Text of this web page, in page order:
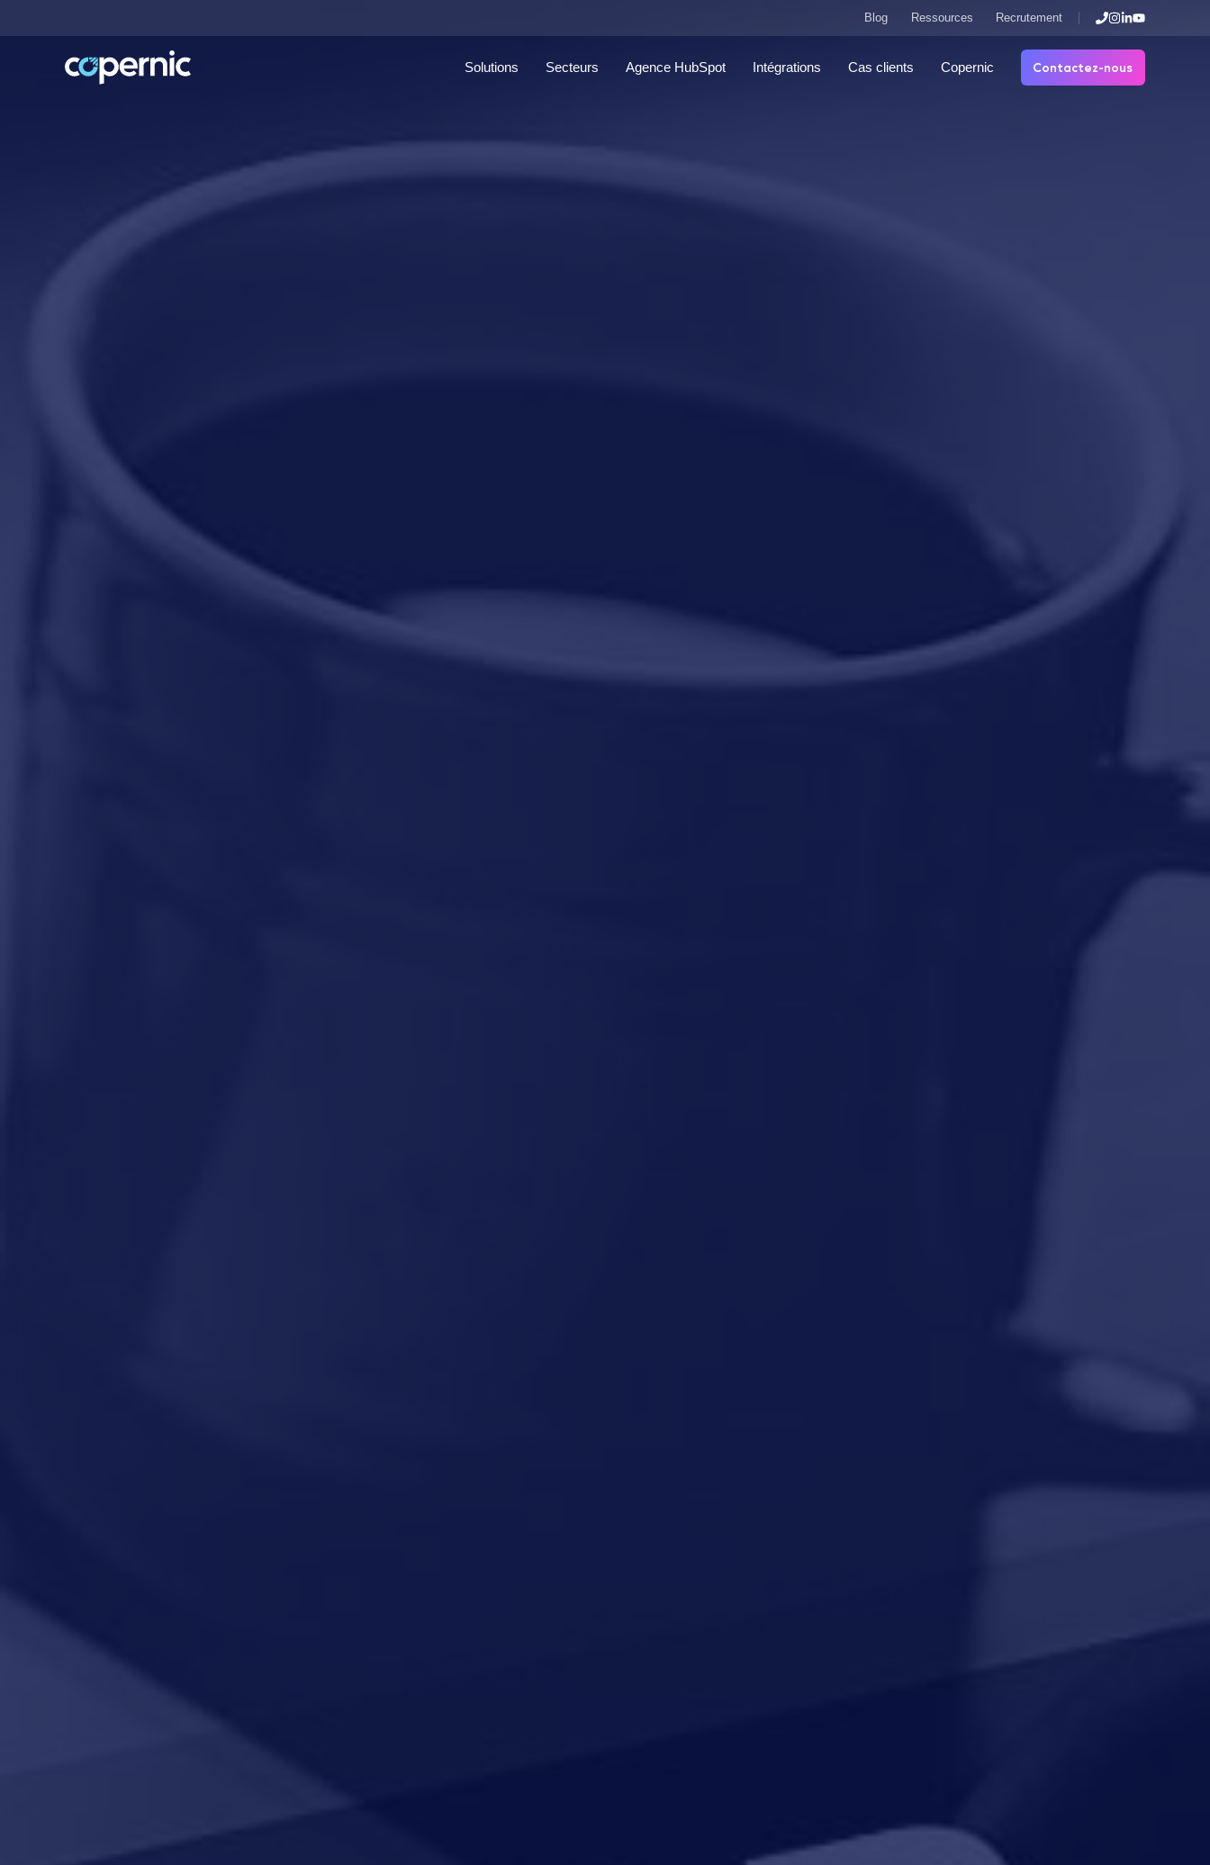
Blog Ressources Recrutement
Solutions Secteurs Agence HubSpot Intégrations Cas clients Copernic Contactez-nous